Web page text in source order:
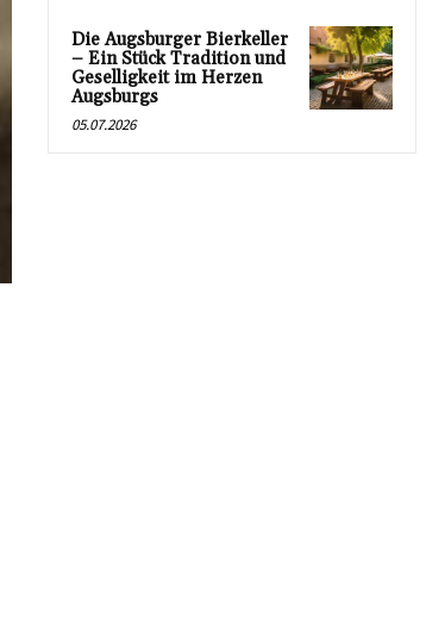
Die Augsburger Bierkeller
– Ein Stück Tradition und
Geselligkeit im Herzen
Augsburgs
05.07.2026